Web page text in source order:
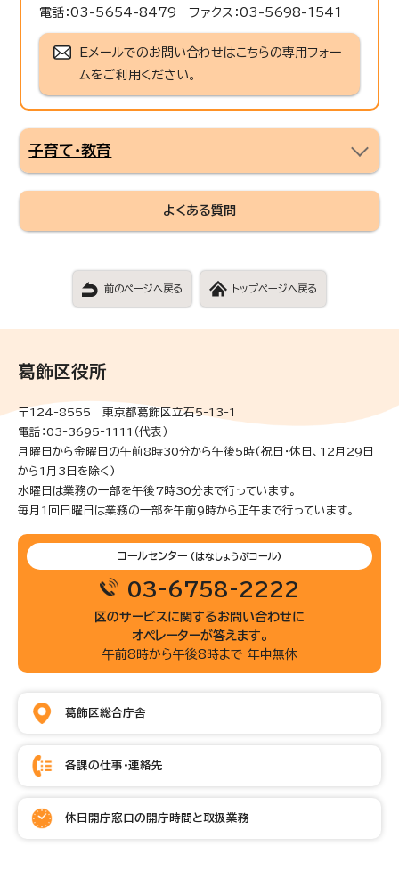
電話：03-5654-8479 ファクス：03-5698-1541
Eメールでのお問い合わせはこちらの専用フォー
ムをご利用ください。
子育て・教育
よくある質問
前のページへ戻る トップページへ戻る
葛飾区役所
〒124-8555 東京都葛飾区立石5-13-1
電話：03-3695-1111（代表）
月曜日から金曜日の午前8時30分から午後5時(祝日・休日、12月29日
から1月3日を除く)
水曜日は業務の一部を午後7時30分まで行っています。
毎月1回日曜日は業務の一部を午前9時から正午まで行っています。
コールセンター (はなしょうぶコール)
03-6758-2222
区のサービスに関するお問い合わせに
オペレーターが答えます。
午前8時から午後8時まで 年中無休
葛飾区総合庁舎
各課の仕事・連絡先
休日開庁窓口の開庁時間と取扱業務